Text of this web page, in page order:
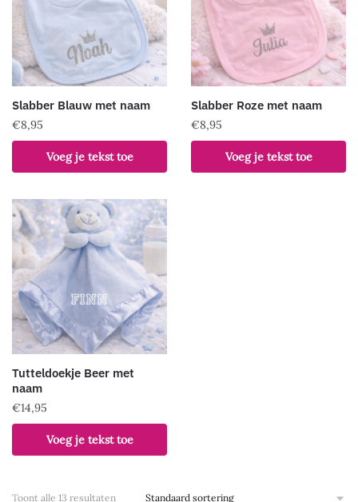
Slabber Blauw met naam
€8,95
Voeg je tekst toe
Slabber Roze met naam
€8,95
Voeg je tekst toe
Tutteldoekje Beer met
naam
€14,95
Voeg je tekst toe
product
meerdere
Toont alle 13 resultaten